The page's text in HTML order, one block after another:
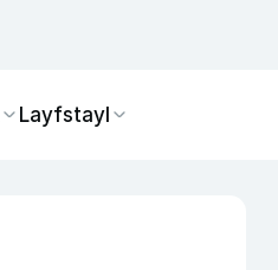
Layfstayl